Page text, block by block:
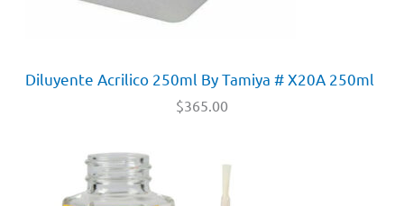
Diluyente Acrilico 250ml By Tamiya # X20A 250ml
$365.00